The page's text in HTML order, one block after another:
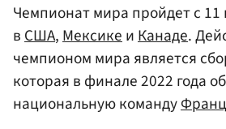
Чемпионат мира пройдет с
в США, Мексике и Канаде.
чемпионом мира является
которая в финале 2022 года
национальную команду